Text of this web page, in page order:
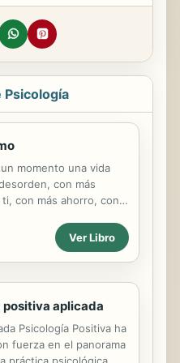
Psicología
momento una vida
con más
con más ahorro, con
con relaciones
con un propósito. En
hemos sido
condicionados para
deudas a costa de
libertad. Este
compulsivo y la presión
Ver Libro
positiva aplicada
Psicología Positiva ha
fuerza en el panorama
práctica psicológica. Su